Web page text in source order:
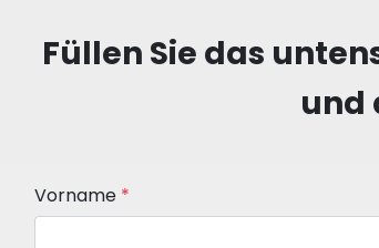
Füllen Sie das
und
Vorname *